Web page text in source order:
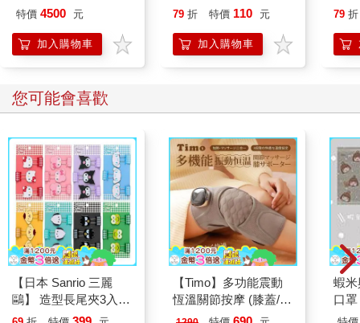
特價 4500 元
加入購物車
79 折 特價 110 元
加入購物車
用
79 折
您可能會喜歡
【日本 Sanrio 三麗
鷗】 造型長尾夾3入組
(8款可選) 凱蒂貓 Hello
【Timo】多功能震動
恆溫關節按摩 (膝蓋/
肩/手肘通用) 無線充電
蝦
口